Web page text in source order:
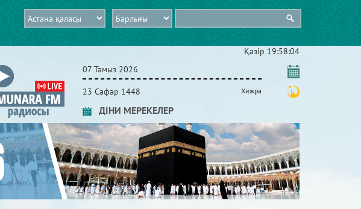
Қазір 19:58:04
07 Тамыз 2026
23 Сафар 1448 Хижра
ДІНИ МЕРЕКЕЛЕР